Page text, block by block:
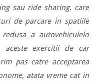
sau ride sharing, care
de parcare in spatiile
a autovehiculelo
aceste exercitii de car
pas catre acceptarea
atata vreme cat in